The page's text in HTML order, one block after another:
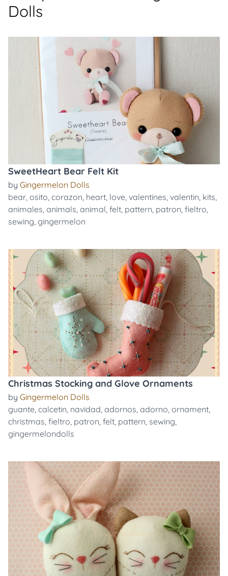
Dolls
SweetHeart Bear Felt Kit
by Gingermelon Dolls
bear, osito, corazon, heart, love, valentines, valentin, kits,
animales, animals, animal, felt, pattern, patron, fieltro,
sewing, gingermelon
Christmas Stocking and Glove Ornaments
by Gingermelon Dolls
guante, calcetin, navidad, adornos, adorno, ornament,
christmas, fieltro, patron, felt, pattern, sewing,
gingermelondolls